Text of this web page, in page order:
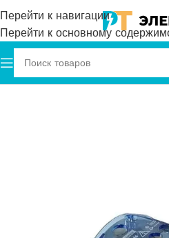
Перейти к навигации
Перейти к основному
PDB на DIN -